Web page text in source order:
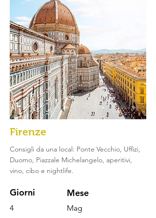
Firenze
Consigli da una local: Ponte Vecchio, Uffizi,
Duomo, Piazzale Michelangelo, aperitivi,
vino, cibo e nightlife.
Giorni Mese
4 Mag